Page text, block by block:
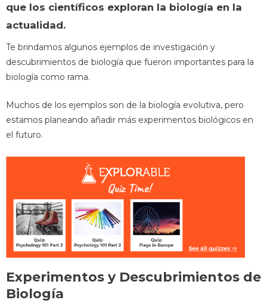
que los científicos exploran la biología en la
actualidad.
Te brindamos algunos ejemplos de investigación y
descubrimientos de biología que fueron importantes para la
biología como rama.
Muchos de los ejemplos son de la biología evolutiva, pero
estamos planeando añadir más experimentos biológicos en
el futuro.
Experimentos y Descubrimientos de
Biología